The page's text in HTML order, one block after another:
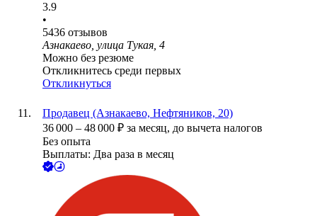
3.9
•
5436 отзывов
Азнакаево, улица Тукая, 4
Можно без резюме
Откликнитесь среди первых
Откликнуться
Продавец (Азнакаево, Нефтяников, 20)
36 000 – 48 000 ₽ за месяц, до вычета налогов
Без опыта
Выплаты: Два раза в месяц